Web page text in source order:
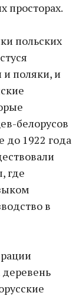
просторах.
польских
поляки, и
белорусов
до 1922 года
где
в
деревень